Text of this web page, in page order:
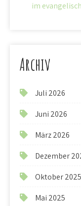
im
Archiv
Juli 2026
Juni 2026
März 2026
Dezember
Oktober 2025
Mai 2025